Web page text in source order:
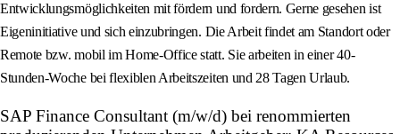
Entwicklungsmöglichkeiten mit fördern und fordern. Gerne gesehen ist
Eigeninitiative und sich einzubringen. Die Arbeit findet am Standort oder
Remote bzw. mobil im Home-Office statt. Sie arbeiten in einer 40-
Stunden-Woche bei flexiblen Arbeitszeiten und 28 Tagen Urlaub.
SAP Finance Consultant (m/w/d) bei renommierten